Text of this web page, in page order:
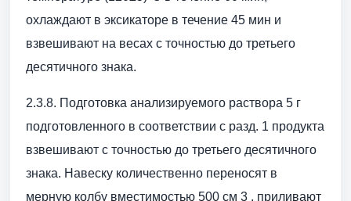
охлаждают в эксикаторе в течение 45 мин и
взвешивают на весах с точностью до третьего
десятичного знака.
2.3.8. Подготовка анализируемого раствора 5 г
подготовленного в соответствии с разд. 1 продукта
взвешивают с точностью до третьего десятичного
знака. Навеску количественно переносят в
мерную колбу вместимостью 500 см 3 , приливают